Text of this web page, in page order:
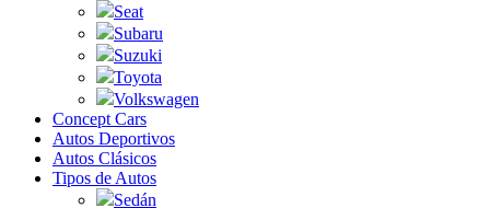
Seat
Subaru
Suzuki
Toyota
Volkswagen
Concept Cars
Autos Deportivos
Autos Clásicos
Tipos de Autos
Sedán